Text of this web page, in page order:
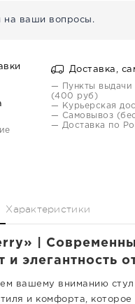
на ваши вопросы.
Доставка,
— Пункты выдачи
(400 руб)
— Курьерская
— Самовывоз
— Доставка по
Характеристики
|
и элегантность
вашему вниманию
и комфорта, которое